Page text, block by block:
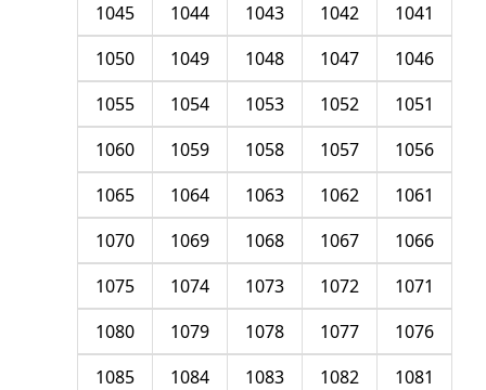
1041
1042
1043
1044
1045
1046
1047
1048
1049
1050
1051
1052
1053
1054
1055
1056
1057
1058
1059
1060
1061
1062
1063
1064
1065
1066
1067
1068
1069
1070
1071
1072
1073
1074
1075
1076
1077
1078
1079
1080
1081
1082
1083
1084
1085